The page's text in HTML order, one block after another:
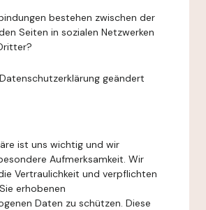
bestehen zwischen der
Seiten in sozialen Netzwerken
geändert
ist uns wichtig und wir
Aufmerksamkeit. Wir
Vertraulichkeit und verpflichten
erhobenen
Daten zu schützen. Diese